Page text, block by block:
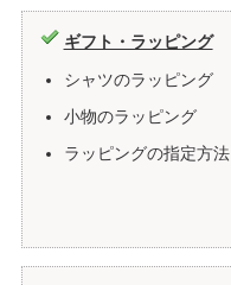
ギフト・ラッピング
シャツのラッピング
小物のラッピング
ラッピングの指定方法